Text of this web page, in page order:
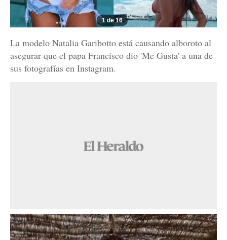
1 de 16
La modelo Natalia Garibotto está causando alboroto al
asegurar que el papa Francisco dio 'Me Gusta' a una de
sus fotografías en Instagram.